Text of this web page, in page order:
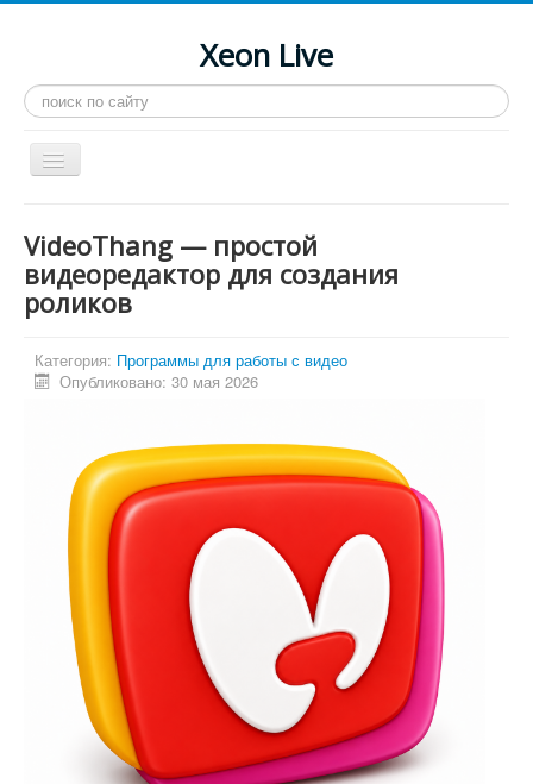
Xeon Live
Искать...
Toggle
Navigation
LGA 2011-3
LGA 2011
Инструкции
Конференция
Системные программы
Софт
VideoThang — простой
видеоредактор для создания
роликов
Категория: Программы для работы с видео
Опубликовано: 30 мая 2026